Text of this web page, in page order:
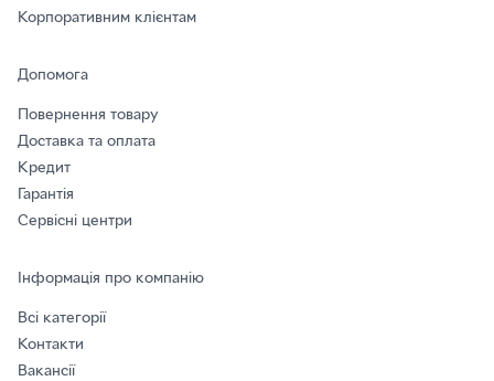
Корпоративним клієнтам
Допомога
Повернення товару
Доставка та оплата
Кредит
Гарантія
Сервісні центри
Інформація про компанію
Всі категорії
Контакти
Вакансії